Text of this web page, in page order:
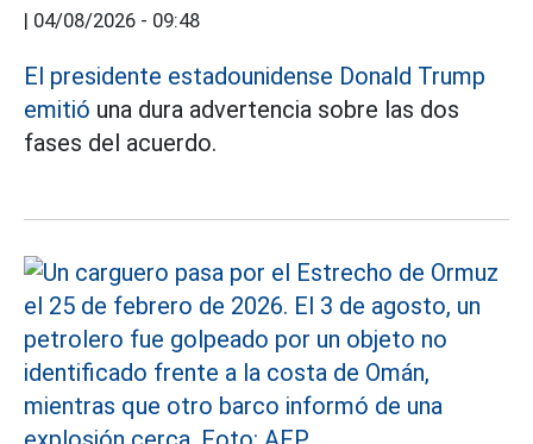
| 04/08/2026 - 09:48
El presidente estadounidense Donald Trump
emitió una dura advertencia sobre las dos
fases del acuerdo.